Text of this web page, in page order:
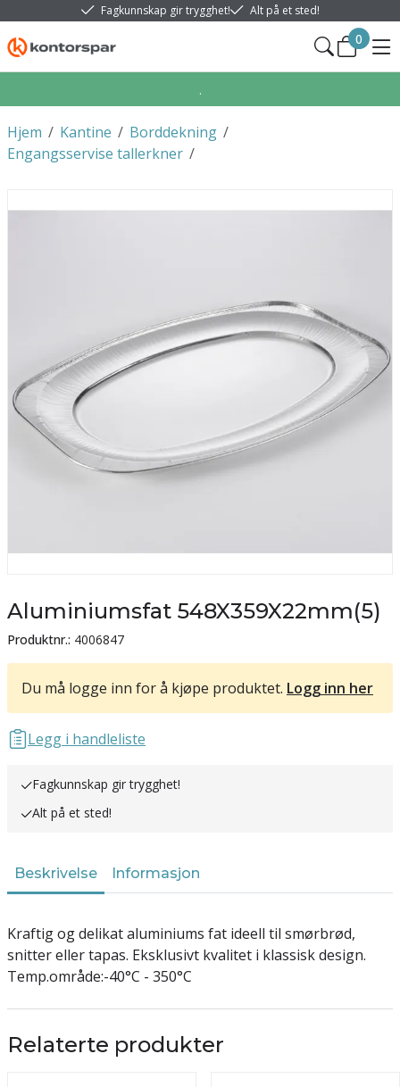
Fagkunnskap gir trygghet! Alt på et sted!
0
.
/
Hjem /
Kantine /
Borddekning
/
Engangsservise tallerkner
Aluminiumsfat 548X359X22mm(5)
Produktnr.: 4006847
Du må logge inn for å kjøpe produktet. Logg inn her
Legg i handleliste
Fagkunnskap gir trygghet!
Alt på et sted!
Beskrivelse Informasjon
Kraftig og delikat aluminiums fat ideell til smørbrød,
snitter eller tapas. Eksklusivt kvalitet i klassisk design.
Temp.område:-40°C - 350°C
Relaterte produkter